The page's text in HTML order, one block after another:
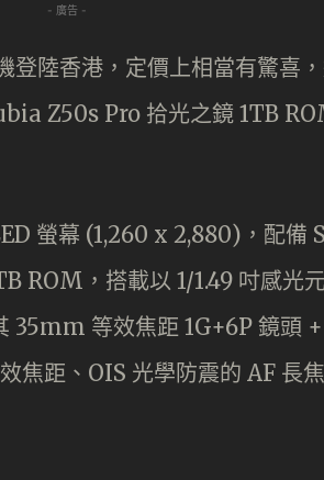
- 廣告 -
陸香港，定價上相當有驚喜
Z50s Pro 拾光之鏡 1TB
螢幕 (1,260 x 2,880)，配
ROM，搭載以 1/1.49 吋感光
35mm 等效焦距 1G+6P 鏡頭
距、OIS 光學防震的 AF 長